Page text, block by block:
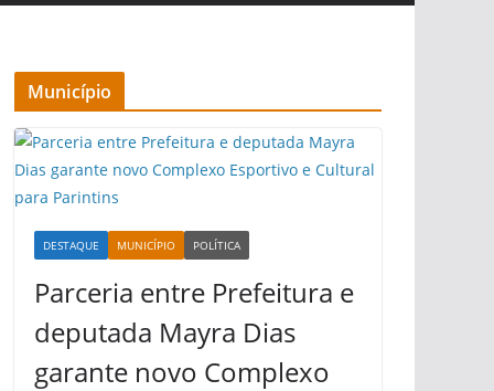
Município
DESTAQUE MUNICÍPIO POLÍTICA
Parceria entre Prefeitura e
deputada Mayra Dias
garante novo Complexo